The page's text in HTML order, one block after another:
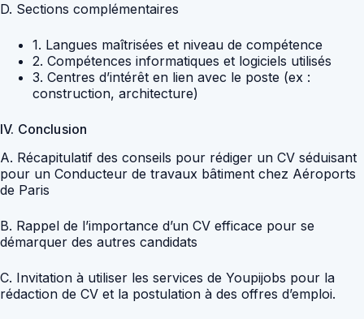
D. Sections complémentaires
1. Langues maîtrisées et niveau de compétence
2. Compétences informatiques et logiciels utilisés
3. Centres d’intérêt en lien avec le poste (ex :
construction, architecture)
IV. Conclusion
A. Récapitulatif des conseils pour rédiger un CV séduisant
pour un Conducteur de travaux bâtiment chez Aéroports
de Paris
B. Rappel de l’importance d’un CV efficace pour se
démarquer des autres candidats
C. Invitation à utiliser les services de Youpijobs pour la
rédaction de CV et la postulation à des offres d’emploi.